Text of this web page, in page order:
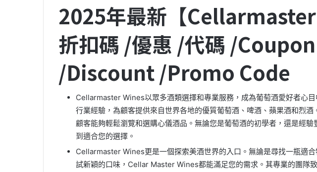
2025年最新【Cellarmaster
折扣碼 /優惠 /代碼 /Coupon
/Discount /Promo Code
Cellarmaster Wines以眾多酒類選擇和專業服務，成為葡萄酒愛好者心
行業經驗，為顧客提供來自世界各地的優質葡萄酒、啤酒、蘋果酒和烈
顧客能夠輕鬆瀏覽和選購心儀酒品。無論您是葡萄酒的初學者，還是經
到適合您的選擇。
Cellarmaster Wines更是一個探索美酒世界的入口。無論是尋找一瓶適
試新穎的口味，Cellar Master Wines都能滿足您的需求。其專業的團隊